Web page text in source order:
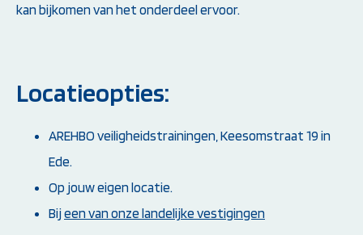
kan bijkomen van het onderdeel ervoor.
Locatieopties:
AREHBO veiligheidstrainingen, Keesomstraat 19 in
Ede.
Op jouw eigen locatie.
Bijeen van onze landelijke vestigingen